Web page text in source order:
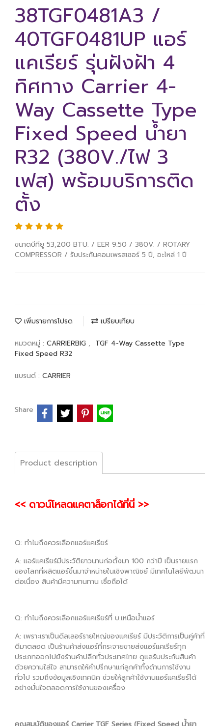
38TGF0481A3 /
40TGF0481UP แอร์
แคเรียร์ รุ่นฝังฝ้า 4
ทิศทาง Carrier 4-
Way Cassette Type
Fixed Speed น้ำยา
R32 (380V./ไฟ 3
เฟส) พร้อมบริการติด
ตั้ง
ขนาดบีทียู 53,200 BTU. / EER 9.50 / 380V. / ROTARY
COMPRESSOR / รับประกันคอมเพรสเซอร์ 5 ปี, อะไหล่ 1 ปี
เพิ่มรายการโปรด เปรียบเทียบ
หมวดหมู่ : CARRIERBIG , TGF 4-Way Cassette Type
Fixed Speed R32
แบรนด์ : CARRIER
Share
Product description
<< ดาวน์โหลดแคตาล็อกได้ที่นี่ >>
Q: ทำไมถึงควรเลือกแอร์แคเรียร์
A: แอร์แคเรียร์มีประวัติยาวนานก่อตั้งมา 100 กว่าปี เป็นรายแรก
ของโลกที่ผลิตแอร์ขึ้นมาจำหน่ายในเชิงพาณิชย์ มีเทคโนโลยีพัฒนา
ต่อเนื่อง สินค้ามีความทนทาน เชื่อถือได้
Q: ทำไมถึงควรเลือกแอร์แคเรียร์ที่ บ.เหนือน้ำแอร์
A: เพราะเราเป็นดีลเลอร์รายใหญ่ของแคเรียร์ มีประวัติการเป็นคู่ค้าที่
ดีมาตลอด เป็นร้านค้าส่งแอร์ที่กระจายขายส่งแอร์แคเรียร์ทุก
ประเภทออกไปยังร้านค้าปลีกทั่วประเทศไทย ดูแลรับประกันสินค้า
ด้วยความใส่ใจ สามารถให้คำปรึกษาแก่ลูกค้าทั้งด้านการใช้งาน
ทั่วไป รวมถึงข้อมูลเชิงเทคนิค ช่วยให้ลูกค้าใช้งานแอร์แคเรียร์ได้
อย่างมั่นใจตลอดการใช้งานของเครื่อง